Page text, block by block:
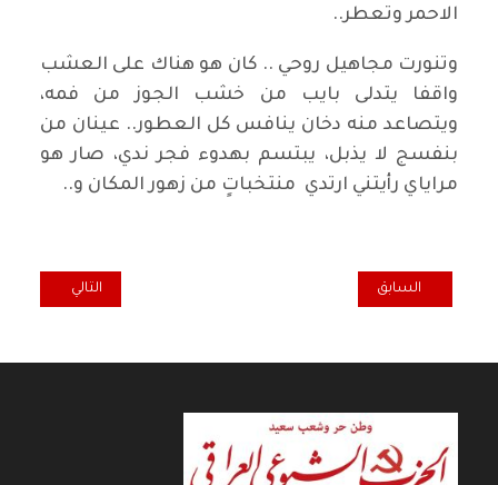
الاحمر وتعطر..
وتنورت مجاهيل روحي .. كان هو هناك على العشب
واقفا يتدلى بايب من خشب الجوز من فمه،
ويتصاعد منه دخان ينافس كل العطور.. عينان من
بنفسج لا يذبل، يبتسم بهدوء فجر ندي، صار هو
مراياي رأيتني ارتدي منتخباتٍ من زهور المكان و..
المقال السابق: بادية هاني فحص تتذكر: محمد حسن الامين، ولمحات
السابق المقال التالي:
التالي